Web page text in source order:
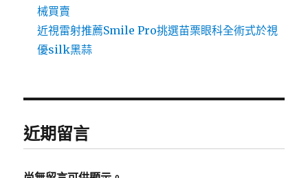
械買賣
近視雷射推薦Smile Pro挑選苗栗眼科全術式於視
優silk黑蒜
近期留言